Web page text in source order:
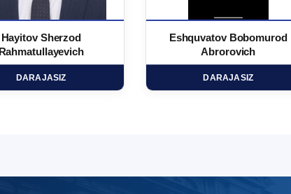
Hayitov Sherzod
Rahmatullayevich
DARAJASIZ
Eshquvatov Bobomurod
Abrorovich
DARAJASIZ